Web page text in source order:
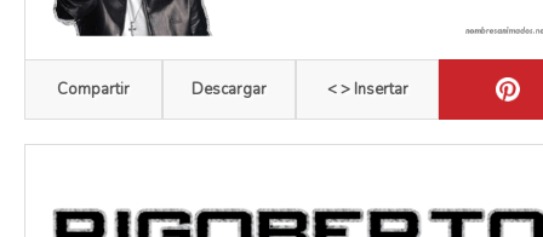
Compartir Descargar < > Insertar